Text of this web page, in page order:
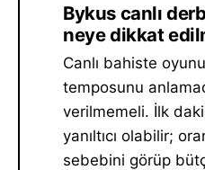
Bykus canlı
neye dikkat
Canlı bahiste
temposunu
verilmemeli. İlk
yanıltıcı olabilir;
sebebini görüp